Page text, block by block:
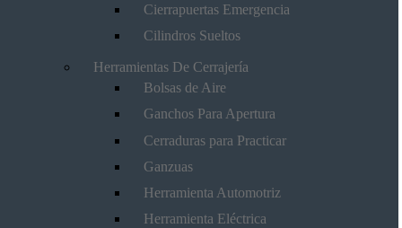
Cierrapuertas Emergencia
Cilindros Sueltos
Herramientas De Cerrajería
Bolsas de Aire
Ganchos Para Apertura
Cerraduras para Practicar
Ganzuas
Herramienta Automotriz
Herramienta Eléctrica